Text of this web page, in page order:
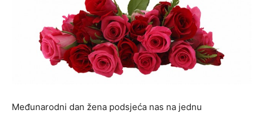
Međunarodni dan žena podsjeća nas na jednu